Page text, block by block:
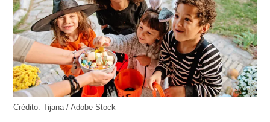
Crédito: Tijana / Adobe Stock